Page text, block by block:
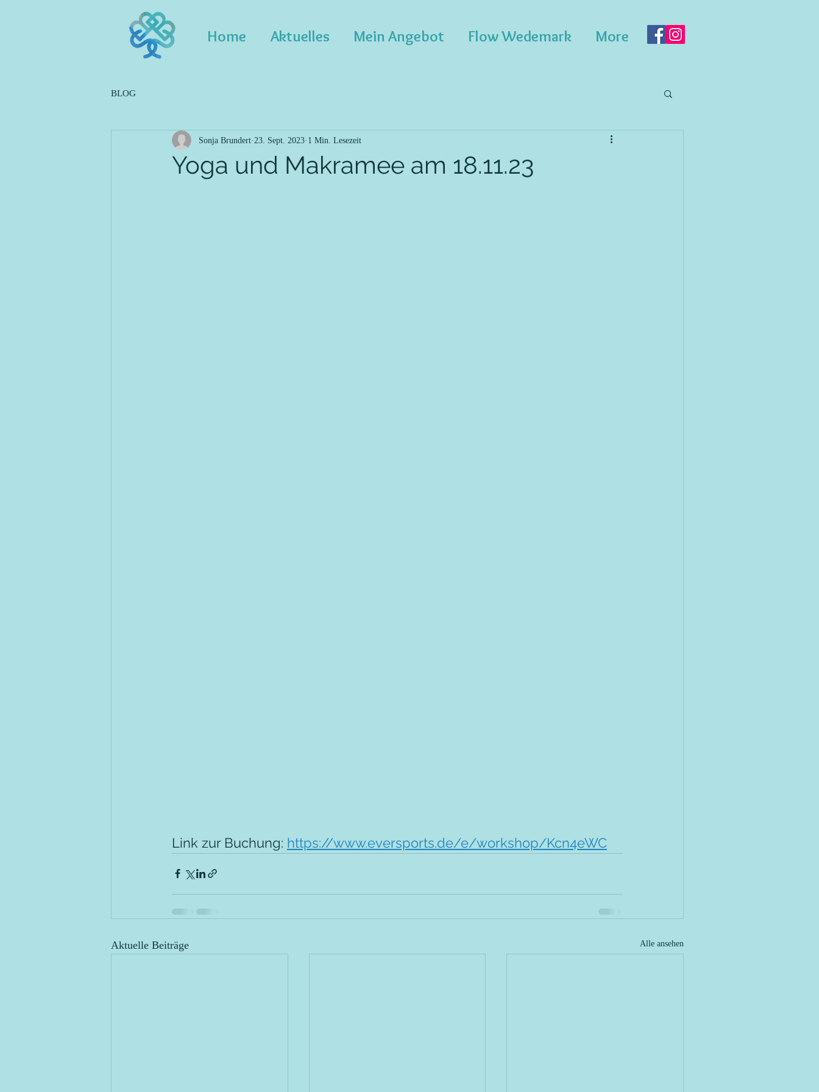
Home Aktuelles Mein Angebot Flow Wedemark More
BLOG
Yoga und Makramee am 18.11.23
Sonja Brundert 23. Sept. 2023 1 Min. Lesezeit
Link zur Buchung: https://www.eversports.de/e/workshop/Kcn4eWC
Aktuelle Beiträge Alle ansehen